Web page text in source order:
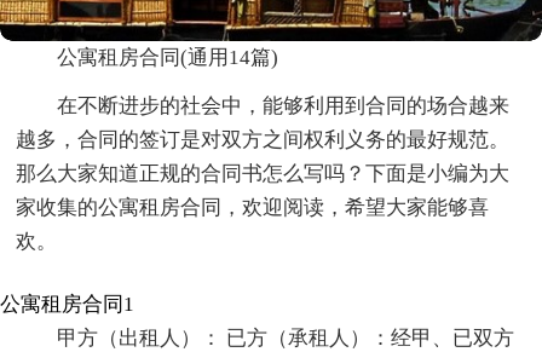
公寓租房合同(通用14篇)
在不断进步的社会中，能够利用到合同的场合越来
越多，合同的签订是对双方之间权利义务的最好规范。
那么大家知道正规的合同书怎么写吗？下面是小编为大
家收集的公寓租房合同，欢迎阅读，希望大家能够喜
欢。
公寓租房合同1
甲方（出租人）： 已方（承租人）：经甲、已双方